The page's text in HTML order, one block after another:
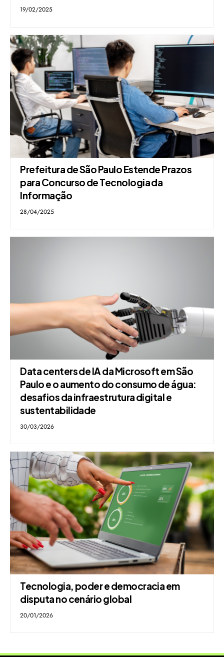
19/02/2025
Prefeitura de São Paulo Estende Prazos
para Concurso de Tecnologia da
Informação
28/04/2025
Data centers de IA da Microsoft em São
Paulo e o aumento do consumo de água:
desafios da infraestrutura digital e
sustentabilidade
30/03/2026
Tecnologia, poder e democracia em
disputa no cenário global
20/01/2026